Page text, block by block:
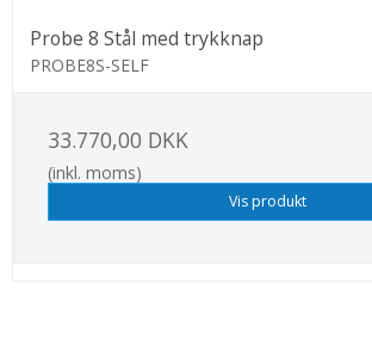
Probe 8 Stål med trykknap
PROBE8S-SELF
33.770,00 DKK
(inkl. moms)
Vis produkt